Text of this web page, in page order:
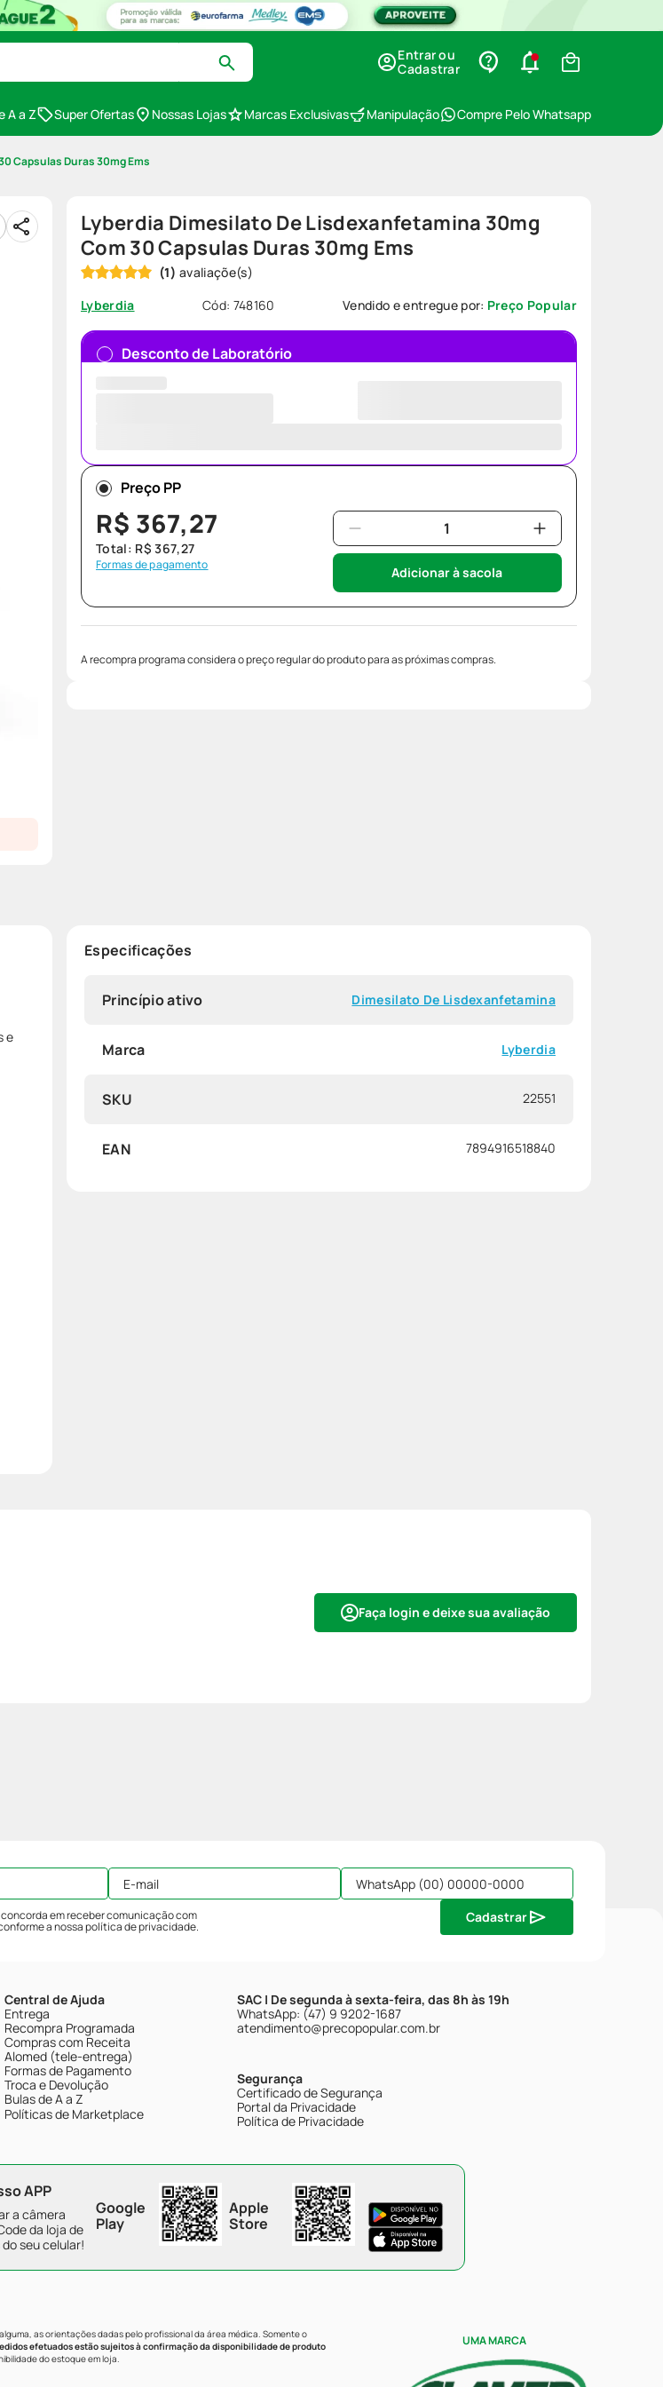
Entrar ou
Cadastrar
A a Z Super Ofertas Nossas Lojas Marcas Exclusivas Manipulação Compre Pelo Whatsapp
Capsulas Duras 30mg Ems
Lyberdia Dimesilato De Lisdexanfetamina 30mg
Com 30 Capsulas Duras 30mg Ems
(1)
Lyberdia
Cód: 748160 Vendido e entregue por: Preço Popular
Desconto de Laboratório
Preço PP
R$ 367,27
Total: R$ 367,27
Formas de pagamento Adicionar à sacola
A recompra programa considera o preço regular do produto para as próximas compras.
e
Especificações
Princípio ativo Dimesilato De Lisdexanfetamina
Marca Lyberdia
SKU 22551
EAN 7894916518840
Faça login e deixe sua avaliação
em receber comunicação com
a nossapolítica de privacidade.
Cadastrar
Central de Ajuda
Entrega
Recompra Programada
Compras com Receita
Alomed (tele-entrega)
Formas de Pagamento
Troca e Devolução
Bulas de A a Z
Políticas de Marketplace
SAC | De segunda à sexta-feira, das 8h às 19h
WhatsApp: (47) 9 9202-1687
atendimento@precopopular.com.br
Segurança
Certificado de Segurança
Portal da Privacidade
Política de Privacidade
APP
a câmera
da loja de
seu celular!
Google
Play
Apple
Store
as orientações dadas pelo profissional da área médica. Somente o
efetuados estão sujeitos à confirmação da disponibilidade de produto
do estoque em loja.
UMA MARCA